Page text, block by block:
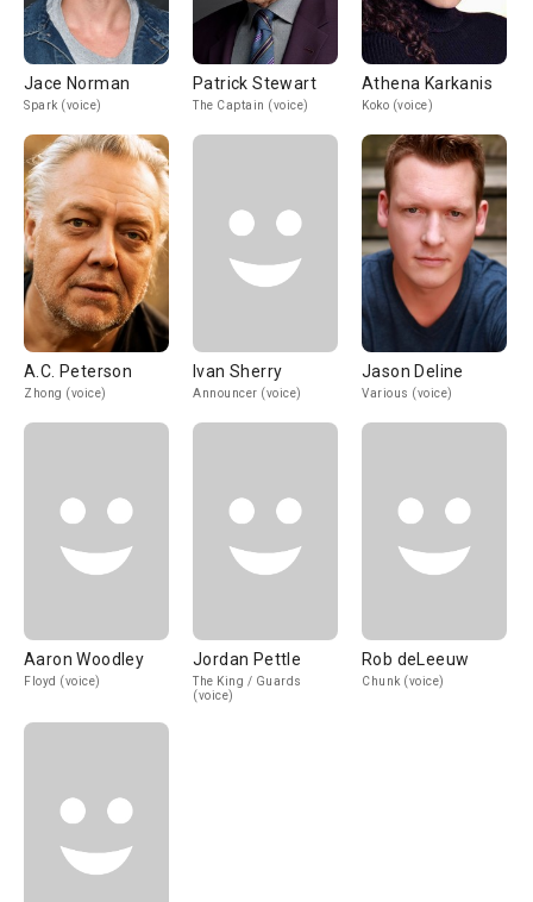
Jace Norman
Spark (voice)
Patrick Stewart
The Captain (voice)
Athena Karkanis
Koko (voice)
A.C. Peterson
Zhong (voice)
Ivan Sherry
Announcer (voice)
Jason Deline
Various (voice)
Aaron Woodley
Floyd (voice)
Jordan Pettle
The King / Guards
(voice)
Rob deLeeuw
Chunk (voice)